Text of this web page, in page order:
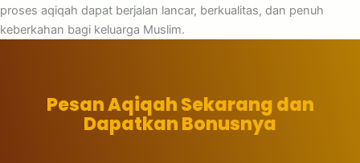
proses aqiqah dapat berjalan lancar, berkualitas, dan penuh
keberkahan bagi keluarga Muslim.
Pesan Aqiqah Sekarang dan
Dapatkan Bonusnya